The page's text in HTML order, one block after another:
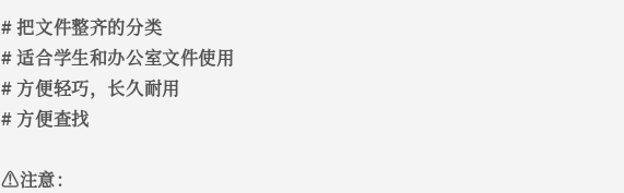
# 把文件整齐的分类
# 适合学生和办公室文件使用
# 方便轻巧，长久耐用
# 方便查找
⚠️注意：